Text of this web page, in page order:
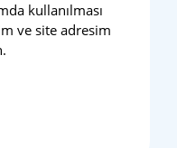
kullanılması
ve site adresim